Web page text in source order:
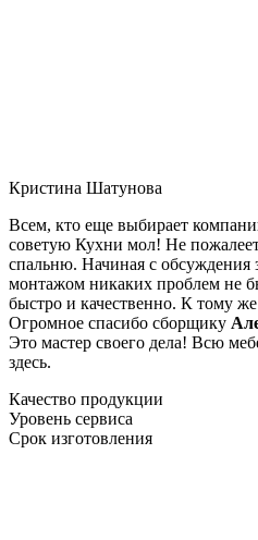
Кристина Шатунова
Всем, кто еще выбирает
советую Кухни мол! Не
спальню. Начиная с обсуждения
монтажом никаких проблем не
быстро и качественно. К тому
Огромное спасибо сборщику
Это мастер своего дела! Всю
здесь.
Качество продукции
Уровень сервиса
Срок изготовления